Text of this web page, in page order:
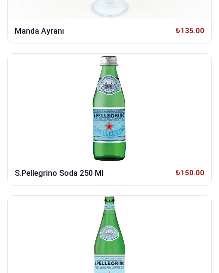
Manda Ayranı ₺135.00
S.Pellegrino Soda 250 Ml ₺150.00